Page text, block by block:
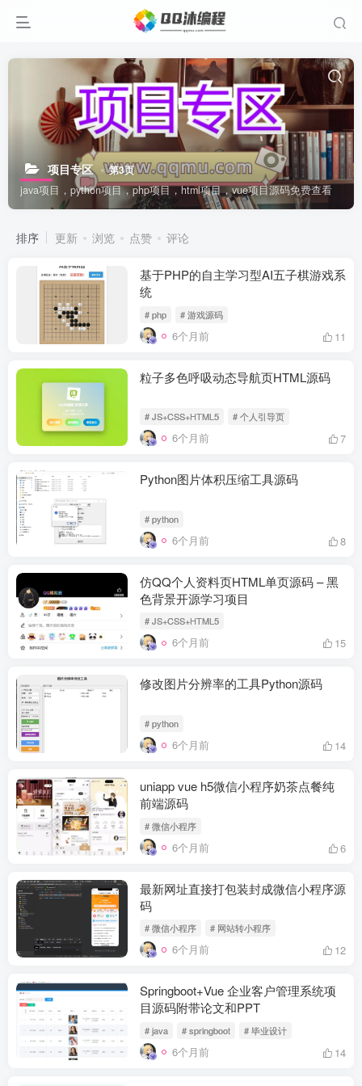
项目专区 第3页
java项目，python项目，php项目，html项目，vue项目源码免费查看
排序 更新 浏览 点赞 评论
基于PHP的自主学习型AI五子棋游戏系
统
# php # 游戏源码
6个月前 11
粒子多色呼吸动态导航页HTML源码
# JS+CSS+HTML5 # 个人引导页
6个月前 7
Python图片体积压缩工具源码
# python
6个月前 8
仿QQ个人资料页HTML单页源码 – 黑
色背景开源学习项目
# JS+CSS+HTML5
6个月前 15
修改图片分辨率的工具Python源码
# python
6个月前 14
uniapp vue h5微信小程序奶茶点餐纯
前端源码
# 微信小程序
6个月前 6
最新网址直接打包装封成微信小程序源
码
# 微信小程序 # 网站转小程序
6个月前 12
Springboot+Vue 企业客户管理系统项
目源码附带论文和PPT
# java # springboot # 毕业设计
6个月前 14